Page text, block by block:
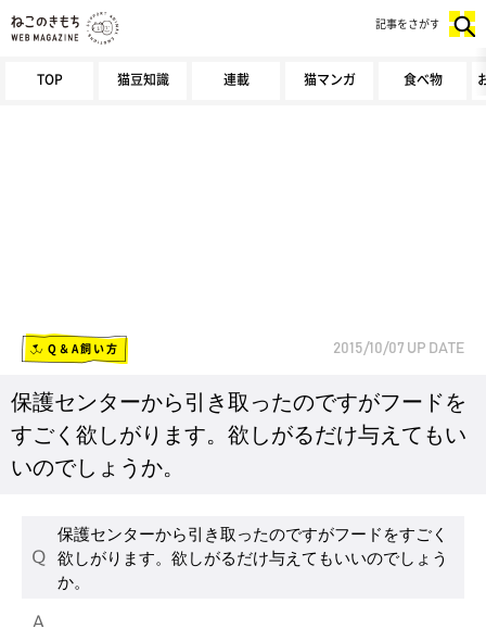
TOP 猫豆知識 連載 猫マンガ 食べ物
記事をさがす
Q＆A飼い方 2015/10/07 UP DATE
保護センターから引き取ったのですがフードを
すごく欲しがります。欲しがるだけ与えてもい
いのでしょうか。
保護センターから引き取ったのですがフードをすごく
欲しがります。欲しがるだけ与えてもいいのでしょう
か。